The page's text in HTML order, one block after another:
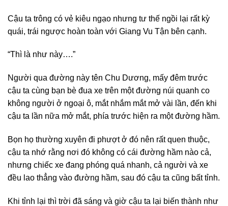
Cậu ta trông có vẻ kiêu ngạo nhưng tư thế ngồi lại rất kỳ
quái, trái ngược hoàn toàn với Giang Vu Tận bên cạnh.
“Thì là như này….”
Người qua đường này tên Chu Dương, mấy đêm trước
cậu ta cùng bạn bè đua xe trên một đường núi quanh co
không người ở ngoại ô, mắt nhắm mắt mở vài lần, đến khi
cậu ta lần nữa mở mắt, phía trước hiện ra một đường hầm.
Bọn họ thường xuyên đi phượt ở đó nên rất quen thuộc,
cậu ta nhớ rằng nơi đó không có cái đường hầm nào cả,
nhưng chiếc xe đang phóng quá nhanh, cả người và xe
đều lao thẳng vào đường hầm, sau đó cậu ta cũng bất tỉnh.
Khi tỉnh lại thì trời đã sáng và giờ cậu ta lại biến thành như